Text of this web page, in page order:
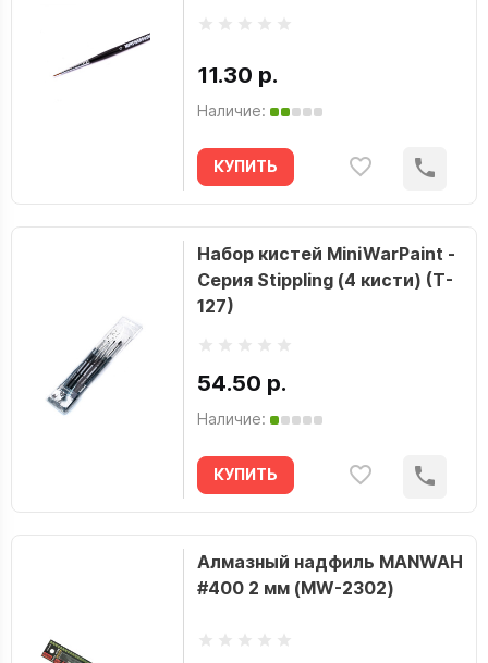
11.30 р.
Наличие:
КУПИТЬ
Набор кистей MiniWarPaint -
Серия Stippling (4 кисти) (T-
127)
54.50 р.
Наличие:
КУПИТЬ
Алмазный надфиль MANWAH
#400 2 мм (MW-2302)